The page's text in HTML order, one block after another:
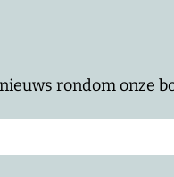
rondom onze